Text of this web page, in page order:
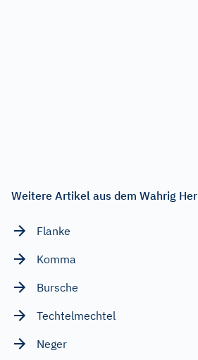
Weitere Artikel aus dem Wahrig
Flanke
Komma
Bursche
Techtelmechtel
Neger